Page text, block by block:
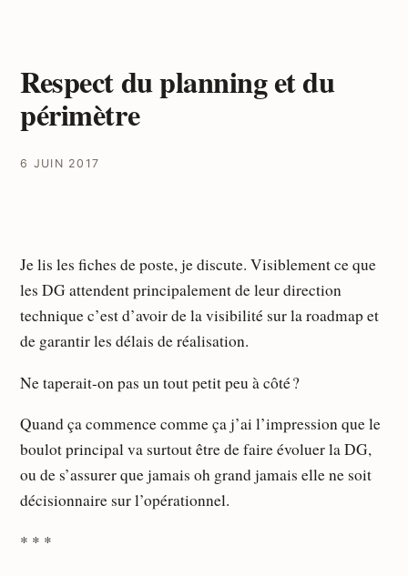
Respect du planning et du
périmètre
6 JUIN 2017
Je lis les fiches de poste, je discute. Visiblement ce que
les DG attendent principalement de leur direction
technique c’est d’avoir de la visibilité sur la roadmap et
de garantir les délais de réalisation.
Ne taperait-on pas un tout petit peu à côté ?
Quand ça commence comme ça j’ai l’impression que le
boulot principal va surtout être de faire évoluer la DG,
ou de s’assurer que jamais oh grand jamais elle ne soit
décisionnaire sur l’opérationnel.
* * *